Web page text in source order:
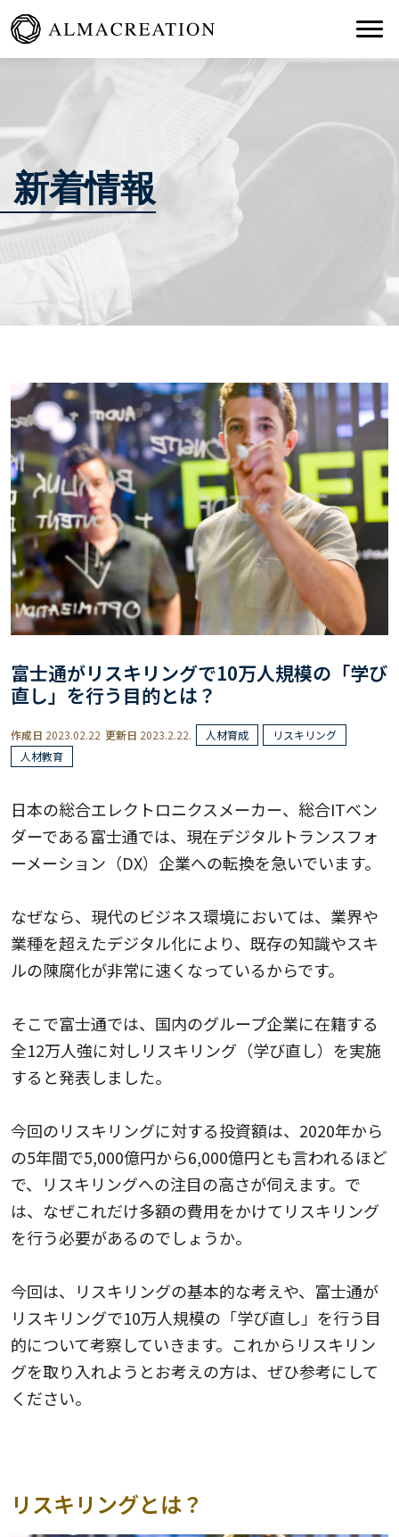
新着情報
富士通がリスキリングで10万人規模の「学び
直し」を行う目的とは？
作成日 2023.02.22 更新日 2023.2.22. 人材育成
リスキリング
人材教育
日本の総合エレクトロニクスメーカー、総合ITベン
ダーである富士通では、現在デジタルトランスフォ
ーメーション（DX）企業への転換を急いでいます。
なぜなら、現代のビジネス環境においては、業界や
業種を超えたデジタル化により、既存の知識やスキ
ルの陳腐化が非常に速くなっているからです。
そこで富士通では、国内のグループ企業に在籍する
全12万人強に対しリスキリング（学び直し）を実施
すると発表しました。
今回のリスキリングに対する投資額は、2020年から
の5年間で5,000億円から6,000億円とも言われるほど
で、リスキリングへの注目の高さが伺えます。で
は、なぜこれだけ多額の費用をかけてリスキリング
を行う必要があるのでしょうか。
今回は、リスキリングの基本的な考えや、富士通が
リスキリングで10万人規模の「学び直し」を行う目
的について考察していきます。これからリスキリン
グを取り入れようとお考えの方は、ぜひ参考にして
ください。
リスキリングとは？